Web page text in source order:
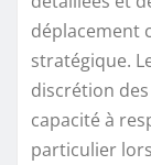
déplacement
stratégique.
discrétion
capacité à
particulier